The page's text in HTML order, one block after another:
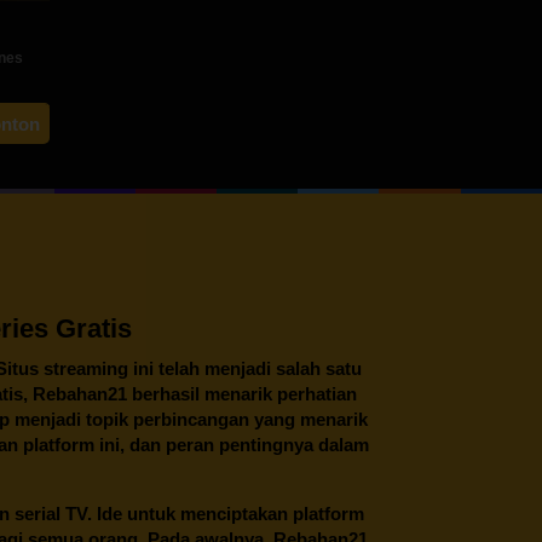
Gratis
streaming ini telah menjadi salah satu
Rebahan21berhasil menarik perhatian
menjadi topik perbincangan yang menarik
platform ini, dan peran pentingnya dalam
serial TV. Ide untuk menciptakan platform